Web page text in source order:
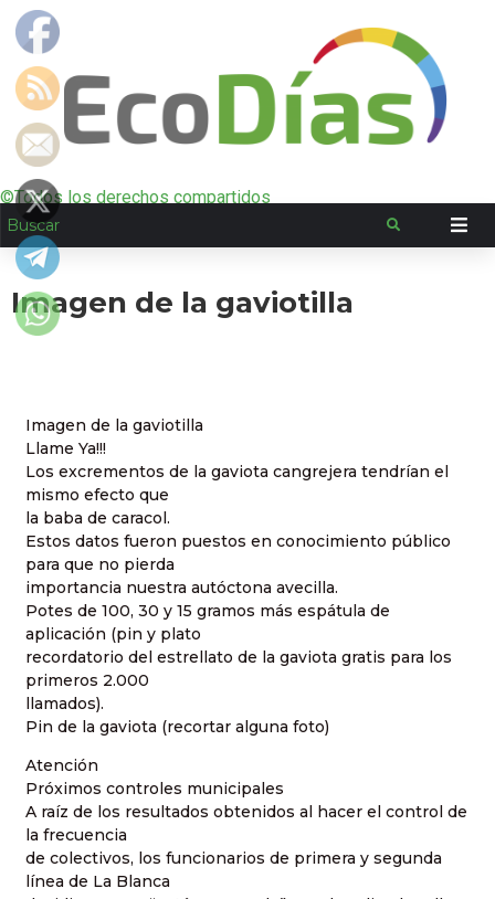
©Todos los derechos compartidos
Imagen de la gaviotilla
Imagen de la gaviotilla
Llame Ya!!!
Los excrementos de la gaviota cangrejera tendrían el
mismo efecto que
la baba de caracol.
Estos datos fueron puestos en conocimiento público
para que no pierda
importancia nuestra autóctona avecilla.
Potes de 100, 30 y 15 gramos más espátula de
aplicación (pin y plato
recordatorio del estrellato de la gaviota gratis para los
primeros 2.000
llamados).
Pin de la gaviota (recortar alguna foto)
Atención
Próximos controles municipales
A raíz de los resultados obtenidos al hacer el control de
la frecuencia
de colectivos, los funcionarios de primera y segunda
línea de La Blanca